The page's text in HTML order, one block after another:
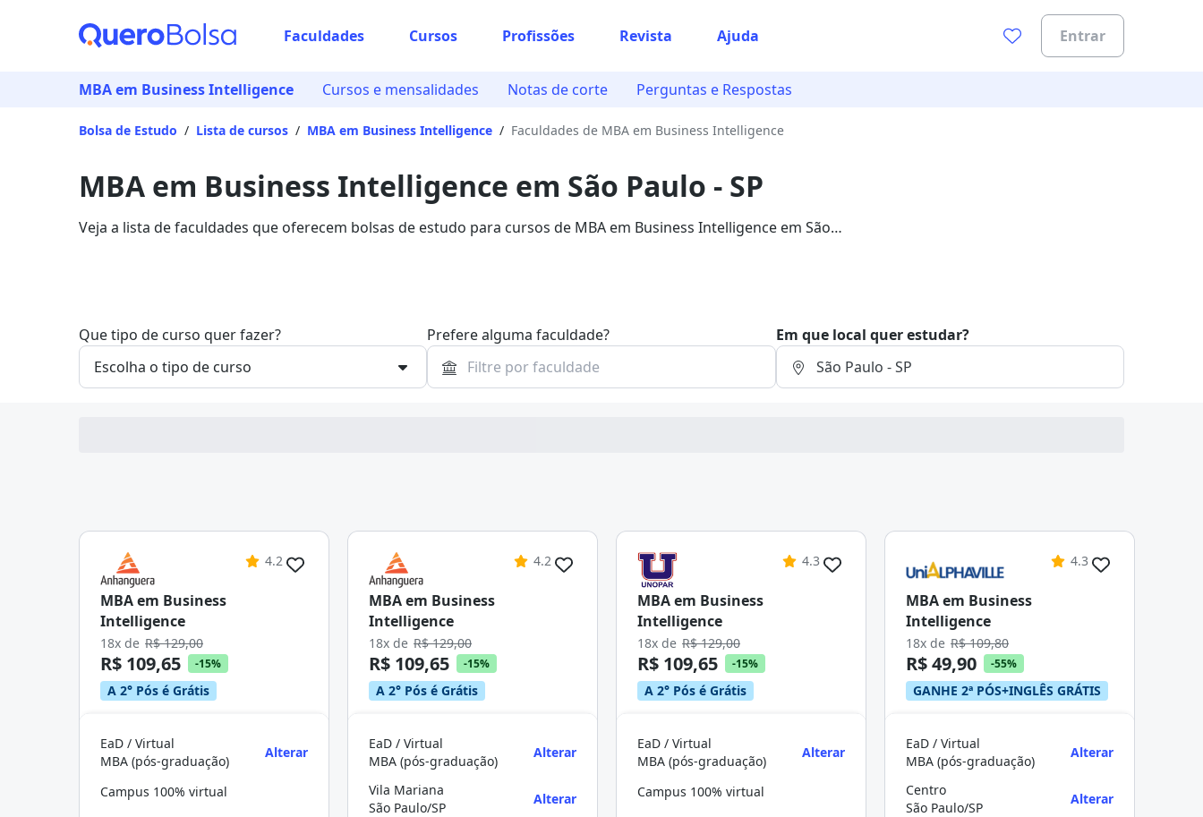
Faculdades Cursos Profissões Revista Ajuda Entrar
MBA em Business Intelligence Cursos e mensalidades Notas de corte Perguntas e Respostas
Bolsa de Estudo / Lista de cursos / MBA em Business Intelligence / Faculdades de MBA em Business Intelligence
MBA em Business Intelligence em São Paulo - SP
Veja a lista de faculdades que oferecem bolsas de estudo para cursos de MBA em Business Intelligence em São
Que tipo de curso quer fazer? Prefere alguma faculdade? Em que local quer estudar?
4.2
MBA em Business
Intelligence
18x de R$ 129,00
R$ 109,65 -15%
A 2° Pós é Grátis
EaD / Virtual
MBA (pós-graduação)
Alterar
Campus 100% virtual
4.2
MBA em Business
Intelligence
18x de R$ 129,00
R$ 109,65 -15%
A 2° Pós é Grátis
EaD / Virtual
MBA (pós-graduação)
Alterar
Vila Mariana
São Paulo/SP
Alterar
4.3
MBA em Business
Intelligence
18x de R$ 129,00
R$ 109,65 -15%
A 2° Pós é Grátis
EaD / Virtual
MBA (pós-graduação)
Alterar
Campus 100% virtual
4.3
MBA em Business
Intelligence
18x de R$ 109,80
R$ 49,90 -55%
GANHE 2ª PÓS+INGLÊS GRÁTIS
EaD / Virtual
MBA (pós-graduação)
Alterar
Centro
São Paulo/SP
Alterar